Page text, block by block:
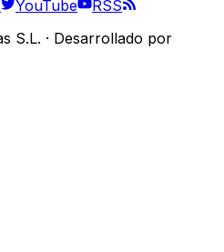
YouTube
RSS
S.L. · Desarrollado por